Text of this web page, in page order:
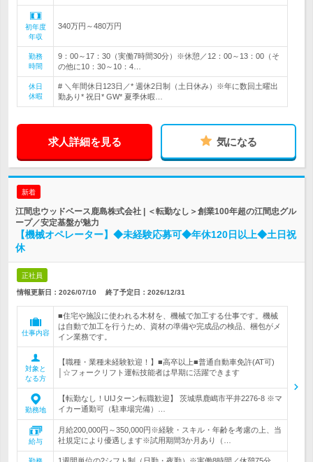
初年度
年収
340万円～480万円
勤務
時間
9：00～17：30（実働7時間30分）※休憩／12：00～13：00（そ
の他に10：30～10：4…
休日
休暇
# ＼年間休日123日／* 週休2日制（土日休み）※年に数回土曜出
勤あり* 祝日* GW* 夏季休暇…
求人詳細を見る 気になる
新着
江間忠ウッドベース鹿島株式会社 | ＜転勤なし＞創業100年超の江間忠グル
ープ／安定基盤が魅力
【機械オペレーター】◆未経験応募可◆年休120日以上◆土日祝
休
正社員
情報更新日：2026/07/10 終了予定日： 2026/12/31
仕事内容
■住宅や施設に使われる木材を、機械で加工する仕事です。機械
は自動で加工を行うため、資材の準備や完成品の検品、梱包がメ
イン業務です。
対象と
なる方
【職種・業種未経験歓迎！】■高卒以上■普通自動車免許(AT可)
│☆フォークリフト運転技能者は早期に活躍できます
勤務地
【転勤なし！UIJターン転職歓迎】 茨城県鹿嶋市平井2276-8 ※マ
イカー通勤可（駐車場完備）…
給与
月給200,000円～350,000円※経験・スキル・年齢を考慮の上、当
社規定により優遇します※試用期間3か月あり（…